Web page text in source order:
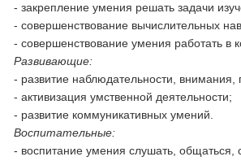
- закрепление умения решать задачи
- совершенствование вычислительных
- совершенствование умения работать в
Развивающие:
- развитие наблюдательности,
- активизация умственной деятельности;
- развитие коммуникативных умений.
Воспитательные:
- воспитание умения слушать, общаться,